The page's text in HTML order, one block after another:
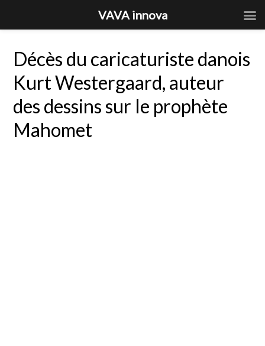
Décès du caricaturiste danois
Kurt Westergaard, auteur
des dessins sur le prophète
Mahomet
VAVA innova